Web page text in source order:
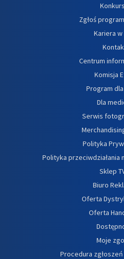
Zgłoś
Kariera w
Centrum
Komisja
Program
Dla
Serwis
Polityka
Polityka przeciwdziałania
Sklep
Biuro
Oferta
Oferta
Moje
Procedura